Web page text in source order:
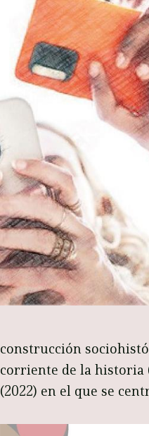
construcción
corriente de la historia
(2022) en el que se